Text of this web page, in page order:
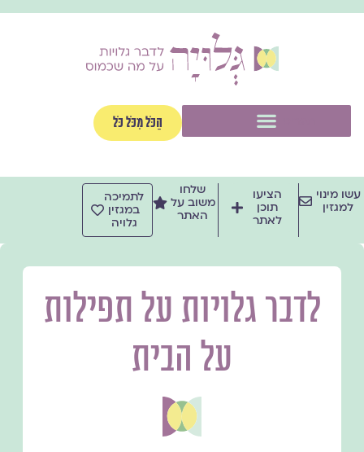
לתוכן
הַכֹּל מִכֹּל כֹּל
עשו מינוי
למגזין
הציעו
תוכן
לאתר
שלחו
משוב על
האתר
לתמיכה
במגזין
גלויה
לדבר גלויות על תפילות
על הבית